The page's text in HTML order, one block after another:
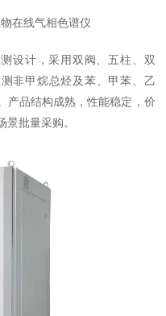
在线气相色谱仪
计，采用双阀、五柱、双
非甲烷总烃及苯、甲苯、乙
产品结构成熟，性能稳定，价
批量采购。